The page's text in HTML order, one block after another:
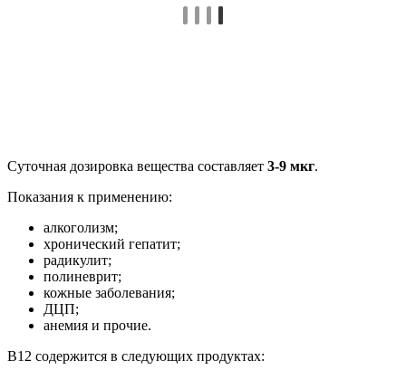
Суточная дозировка вещества составляет 3-9 мкг.
Показания к применению:
алкоголизм;
хронический гепатит;
радикулит;
полиневрит;
кожные заболевания;
ДЦП;
анемия и прочие.
В12 содержится в следующих продуктах: